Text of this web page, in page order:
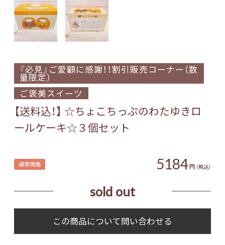
『必見』ご愛顧に感謝！！割引販売コーナー（数
量限定）
ご褒美スイーツ
【送料込！】 ☆ちょこちっぷのわたゆきロ
ールケーキ☆３個セット
通常価格 5184円 （税込）
sold out